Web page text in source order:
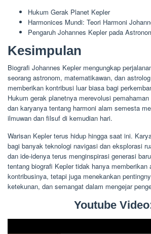
Hukum Gerak Planet Kepler
Harmonices Mundi: Teori Harmoni
Pengaruh Johannes Kepler pada
Kesimpulan
Biografi Johannes Kepler mengungkap
seorang astronom, matematikawan, dan
memberikan kontribusi luar biasa bagi
Hukum gerak planetnya merevolusi
dan karyanya tentang harmoni alam semesta
ilmuwan dan filsuf di kemudian hari.
Warisan Kepler terus hidup hingga saat ini.
bagi banyak teknologi navigasi dan eksplorasi
dan ide-idenya terus menginspirasi generasi
tentang biografi Kepler tidak hanya memberikan
kontribusinya, tetapi juga menekankan
ketekunan, dan semangat dalam mengejar
Youtube